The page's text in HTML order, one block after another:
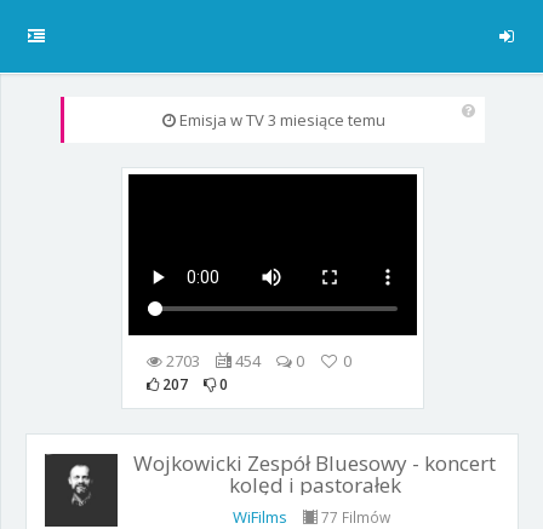
Emisja w TV3 miesiące temu
2703 454 0 0
207 0
Wojkowicki Zespół Bluesowy - koncert
kolęd i pastorałek
WiFilms 77 Filmów